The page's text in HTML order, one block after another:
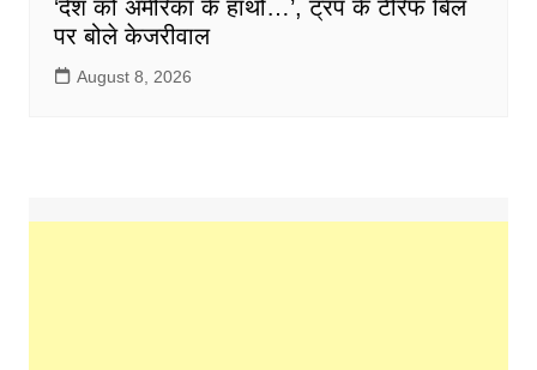
‘देश को अमेरिका के हाथों…’, ट्रंप के टैरिफ बिल
पर बोले केजरीवाल
August 8, 2026